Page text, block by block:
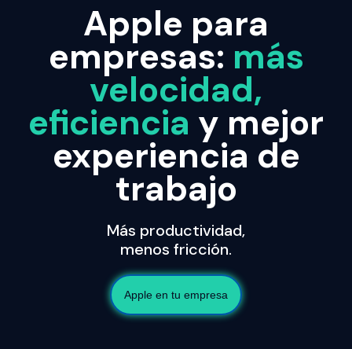
Apple para
empresas: más
velocidad,
eficiencia y mejor
experiencia de
trabajo
Más productividad,
menos fricción.
Apple en tu empresa